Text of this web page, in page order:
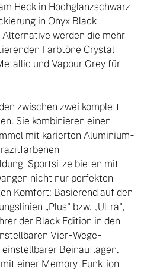
Heck in Hochglanzschwarz
in Onyx Black
werden die mehr
Farbtöne Crystal
und Vapour Grey für
zwischen zwei komplett
Sie kombinieren einen
mit karierten Aluminium-
Sportsitze bieten mit
nicht nur perfekten
Komfort: Basierend auf den
„Plus“ bzw. „Ultra“,
der Black Edition in den
Vier-Wege-
Beinauflagen.
einer Memory-Funktion